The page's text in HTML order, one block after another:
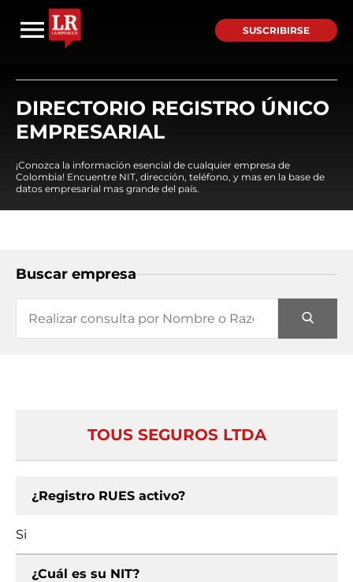
SUSCRIBIRSE
DIRECTORIO REGISTRO ÚNICO
EMPRESARIAL
¡Conozca la información esencial de cualquier empresa de
Colombia! Encuentre NIT, dirección, teléfono, y mas en la base de
datos empresarial mas grande del país.
Buscar empresa
TOUS SEGUROS LTDA
¿Registro RUES activo?
Si
¿Cuál es su NIT?